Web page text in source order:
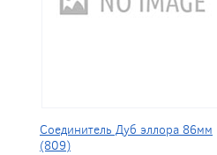
Соединитель Дуб эллора 86мм
(809)